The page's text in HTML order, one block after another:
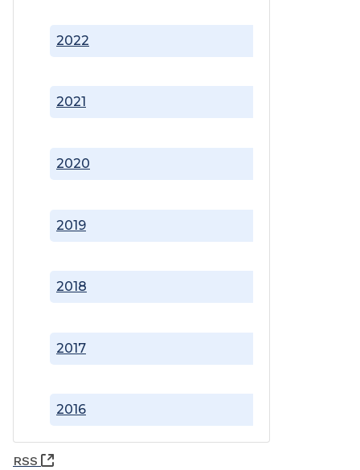
2016
2017
2018
2019
2020
2021
2022
RSS
(Abre una nueva ventana)